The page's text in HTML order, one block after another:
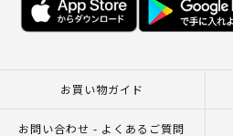
お買い物ガイド
お問い合わせ - よくあるご質問